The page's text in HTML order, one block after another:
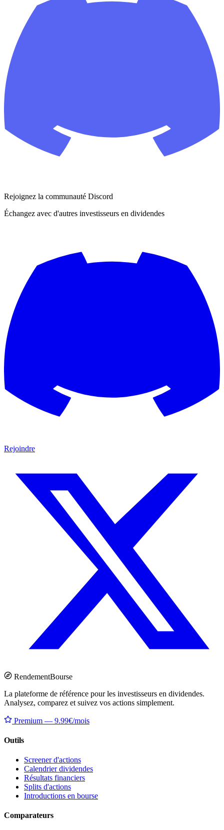
Rejoignez la communauté Discord
Échangez avec d'autres investisseurs en dividendes
Rejoindre
RendementBourse
La plateforme de référence pour les investisseurs en dividendes.
Analysez, comparez et suivez vos actions simplement.
Premium — 9.99€/mois
Outils
Screener d'actions
Calendrier dividendes
Résultats financiers
Splits d'actions
Introductions en bourse
Comparateurs